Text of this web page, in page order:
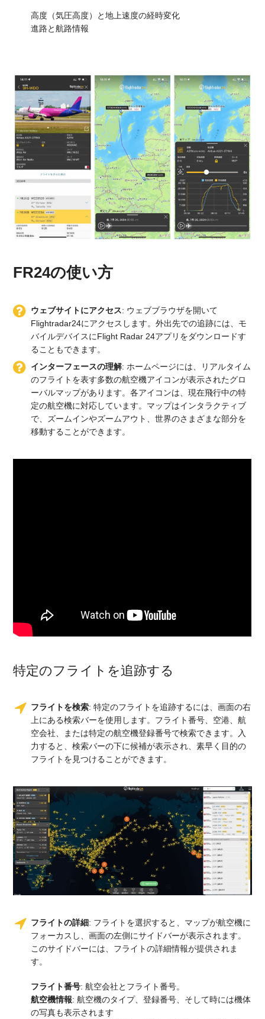
高度（気圧高度）と地上速度の経時変化
進路と航路情報
FR24の使い方
ウェブサイトにアクセス: ウェブブラウザを開いて
Flightradar24にアクセスします。外出先での追跡には、モ
バイルデバイスにFlight Radar 24アプリをダウンロードす
ることもできます。
インターフェースの理解: ホームページには、リアルタイム
のフライトを表す多数の航空機アイコンが表示されたグロ
ーバルマップがあります。各アイコンは、現在飛行中の特
定の航空機に対応しています。マップはインタラクティブ
で、ズームインやズームアウト、世界のさまざまな部分を
移動することができます。
特定のフライトを追跡する
フライトを検索: 特定のフライトを追跡するには、画面の右
上にある検索バーを使用します。フライト番号、空港、航
空会社、または特定の航空機登録番号で検索できます。入
力すると、検索バーの下に候補が表示され、素早く目的の
フライトを見つけることができます。
フライトの詳細: フライトを選択すると、マップが航空機に
フォーカスし、画面の左側にサイドバーが表示されます。
このサイドバーには、フライトの詳細情報が提供されま
す。
フライト番号: 航空会社とフライト番号。
航空機情報: 航空機のタイプ、登録番号、そして時には機体
の写真も表示されます